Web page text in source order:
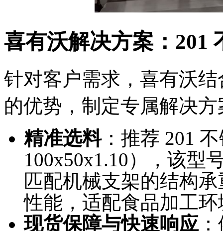
喜有沃解决方案：201
针对客户需求，喜有沃
的优势，制定专属解决方
精准选料：推荐 201
100x50x1.10），该型
匹配机械支架的结构
性能，适配食品加工环
现货保障与快速响应